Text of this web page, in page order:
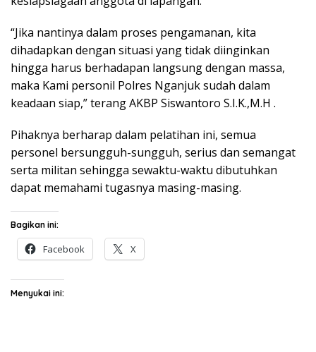
“Jika nantinya dalam proses pengamanan, kita
dihadapkan dengan situasi yang tidak diinginkan
hingga harus berhadapan langsung dengan massa,
maka Kami personil Polres Nganjuk sudah dalam
keadaan siap,” terang AKBP Siswantoro S.I.K.,M.H .
Pihaknya berharap dalam pelatihan ini, semua
personel bersungguh-sungguh, serius dan semangat
serta militan sehingga sewaktu-waktu dibutuhkan
dapat memahami tugasnya masing-masing.
Bagikan ini:
Facebook X
Menyukai ini: